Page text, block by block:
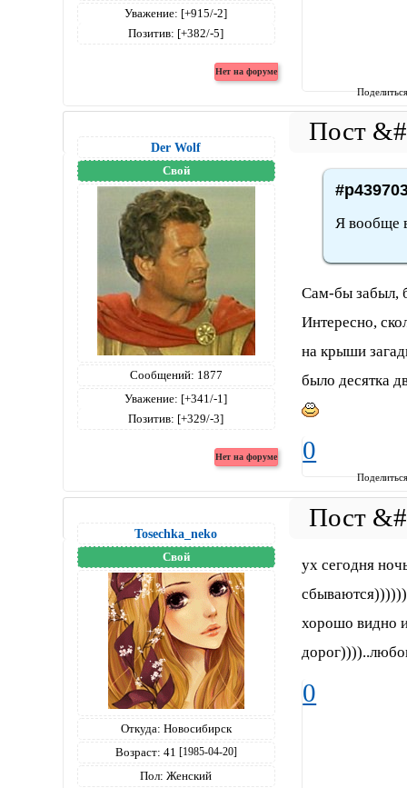
Уважение: [+915/-2]
Позитив: [+382/-5]
Der Wolf
Свой
Сообщений: 1877
Уважение: [+341/-1]
Позитив: [+329/-3]
Я вообще
Сам-бы забыл,
Интересно,
на крыши
было десятка
0
Tosechka_neko
Свой
Откуда: Новосибирск
Возраст: 41 [1985-04-20]
Пол: Женский
ух сегодня
хорошо видно
0